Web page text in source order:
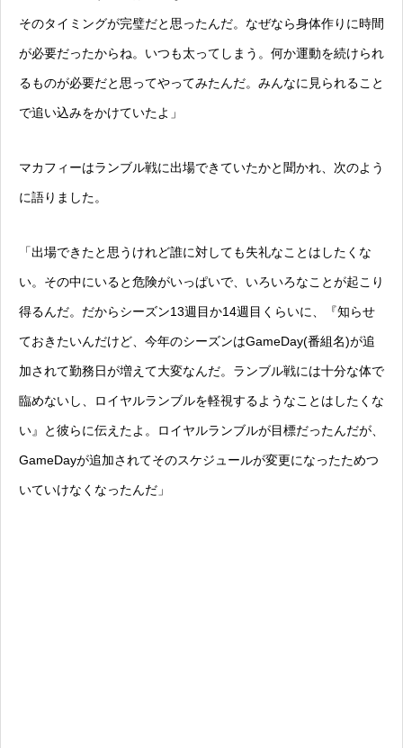
そのタイミングが完璧だと思ったんだ。なぜなら身体作りに時間
が必要だったからね。いつも太ってしまう。何か運動を続けられ
るものが必要だと思ってやってみたんだ。みんなに見られること
で追い込みをかけていたよ」
マカフィーはランブル戦に出場できていたかと聞かれ、次のよう
に語りました。
「出場できたと思うけれど誰に対しても失礼なことはしたくな
い。その中にいると危険がいっぱいで、いろいろなことが起こり
得るんだ。だからシーズン13週目か14週目くらいに、『知らせ
ておきたいんだけど、今年のシーズンはGameDay(番組名)が追
加されて勤務日が増えて大変なんだ。ランブル戦には十分な体で
臨めないし、ロイヤルランブルを軽視するようなことはしたくな
い』と彼らに伝えたよ。ロイヤルランブルが目標だったんだが、
GameDayが追加されてそのスケジュールが変更になったためつ
いていけなくなったんだ」